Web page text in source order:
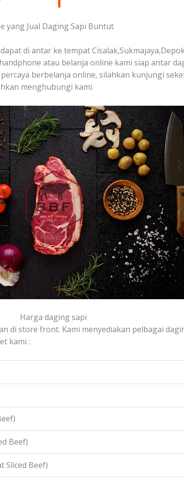
yang Jual Daging Sapi Buntut
di antar ke tempat
atau belanja online kami siap antar
berbelanja online, silahkan kunjungi
menghubungi kami.
Harga daging sapi
di store front. Kami menyediakan pelbagai
kami :
Beef)
Sliced Beef)